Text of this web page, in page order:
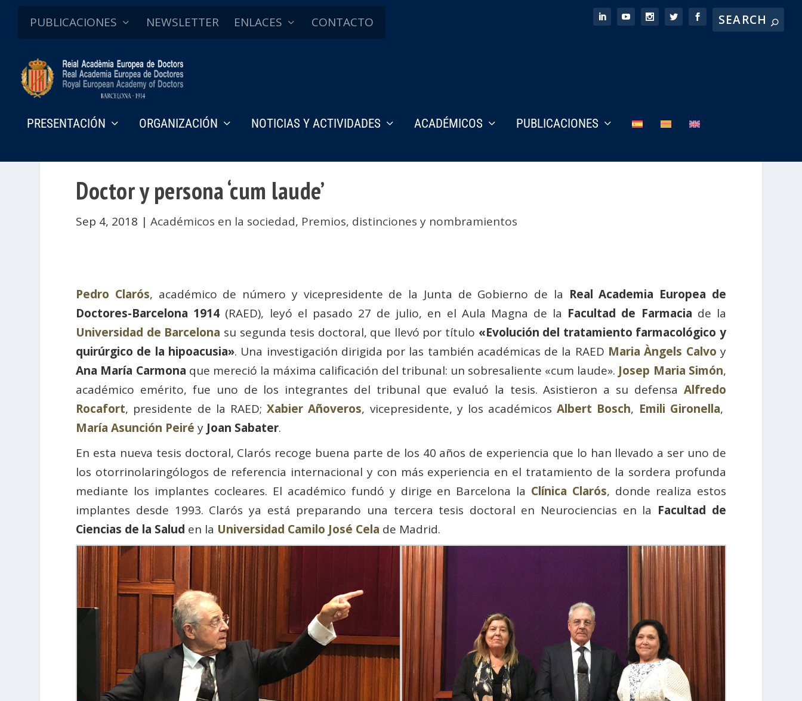
PUBLICACIONES NEWSLETTER ENLACES CONTACTO
PRESENTACIÓN ORGANIZACIÓN NOTICIAS Y ACTIVIDADES ACADÉMICOS PUBLICACIONES
Doctor y persona ‘cum laude’
Sep 4, 2018 |Académicos en la sociedad, Premios, distinciones y nombramientos
Pedro Clarós, académico de número y vicepresidente de la Junta de Gobierno de la Real Academia Europea de
Doctores-Barcelona 1914 (RAED), leyó el pasado 27 de julio, en el Aula Magna de la Facultad de Farmacia de la
Universidad de Barcelona su segunda tesis doctoral, que llevó por título «Evolución del tratamiento farmacológico y
quirúrgico de la hipoacusia». Una investigación dirigida por las también académicas de la RAED Maria Àngels Calvo y
Ana María Carmona que mereció la máxima calificación del tribunal: un sobresaliente «cum laude». Josep Maria Simón,
académico emérito, fue uno de los integrantes del tribunal que evaluó la tesis. Asistieron a su defensa Alfredo
Rocafort, presidente de la RAED;Xabier Añoveros, vicepresidente, y los académicosAlbert Bosch, Emili Gironella,
María Asunción Peiré y Joan Sabater.
En esta nueva tesis doctoral, Clarós recoge buena parte de los 40 años de experiencia que lo han llevado a ser uno de
los otorrinolaringólogos de referencia internacional y con más experiencia en el tratamiento de la sordera profunda
mediante los implantes cocleares. El académico fundó y dirige en Barcelona la Clínica Clarós, donde realiza estos
implantes desde 1993. Clarós ya está preparando una tercera tesis doctoral en Neurociencias en la Facultad de
Ciencias de la Salud en la Universidad Camilo José Cela de Madrid.